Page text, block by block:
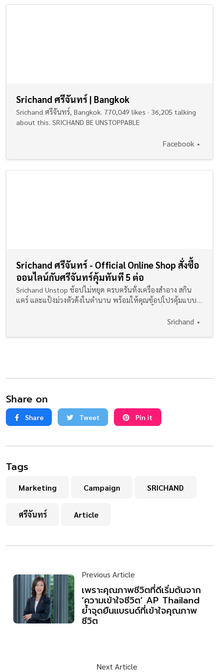
Srichand ศรีจันทร์ | Bangkok
Srichand ศรีจันทร์, Bangkok. 770,049 likes · 36,205 talking
about this. SRICHAND BE UNSTOPPABLE
Facebook
Srichand ศรีจันทร์ - Official Online Shop สั่งซื้อ
ออนไลน์กับศรีจันทร์คุ้มทันที 5 ต่อ
Srichand Unstop ช้อปไม่หยุด ครบครันทั้งเครื่องสําอาง สกิน
แคร์ และแป้งม่วงตัวดังในตำนาน พร้อมให้คุณช้อปโปรคุ้มแบบ
Srichand
Share on
Share Tweet Pin it
Tags
Marketing Campaign SRICHAND
ศรีจันทร์ Article
Previous Article
เพราะคุณภาพชีวิตที่ดีเริ่มต้นจาก
‘ความเข้าใจชีวิต’ AP Thailand
ย้ำจุดยืนแบรนด์ที่เข้าใจคุณภาพ
ชีวิต
Next Article